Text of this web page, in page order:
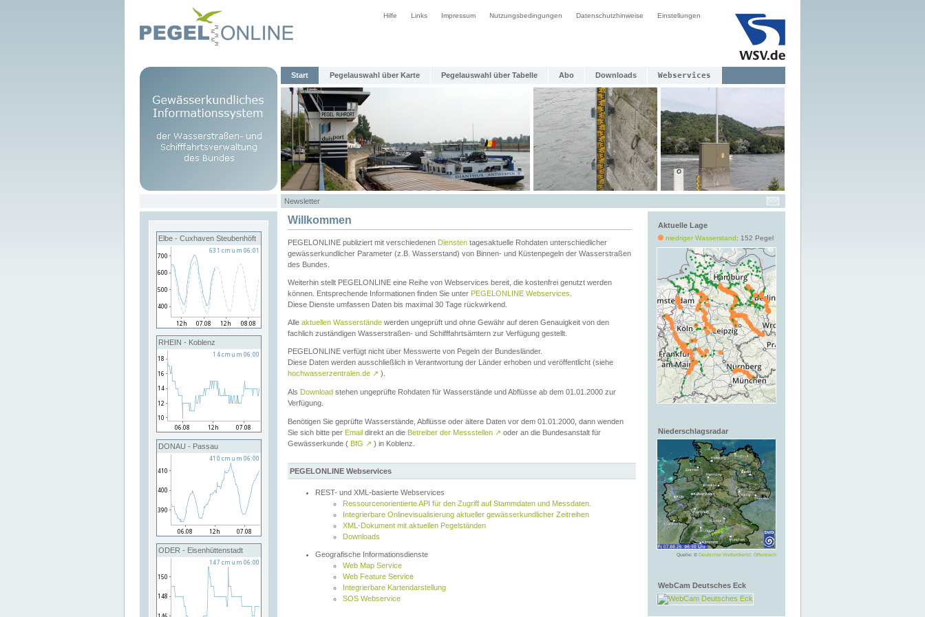
Hilfe Links Impressum Nutzungsbedingungen Datenschutzhinweise Einstellungen
Start Pegelauswahl über Karte Pegelauswahl über Tabelle Abo Downloads Webservices
Newsletter
Elbe - Cuxhaven Steubenhöft
RHEIN - Koblenz
DONAU - Passau
ODER - Eisenhüttenstadt
Aktuelle Lage
niedriger Wasserstand: 152 Pegel
Niederschlagsradar
Quelle: © Deutscher Wetterdienst, Offenbach
WebCam Deutsches Eck
Willkommen
PEGELONLINE publiziert mit verschiedenen Diensten tagesaktuelle Rohdaten unterschiedlicher
gewässerkundlicher Parameter (z.B. Wasserstand) von Binnen- und Küstenpegeln der Wasserstraßen
des Bundes.
Weiterhin stellt PEGELONLINE eine Reihe von Webservices bereit, die kostenfrei genutzt werden
können. Entsprechende Informationen finden Sie unter PEGELONLINE Webservices
Diese Dienste umfassen Daten bis maximal 30 Tage rückwirkend.
Alle aktuellen Wasserstände werden ungeprüft und ohne Gewähr auf deren Genauigkeit von den
fachlich zuständigen Wasserstraßen- und Schifffahrtsämtern zur Verfügung gestellt.
PEGELONLINE verfügt nicht über Messwerte von Pegeln der Bundesländer.
Diese Daten werden ausschließlich in Verantwortung der Länder erhoben und veröffentlicht (siehe
hochwasserzentralen.de ↗ ).
Als Download stehen ungeprüfte Rohdaten für Wasserstände und Abflüsse ab dem 01.01.2000 zur
Verfügung.
Benötigen Sie geprüfte Wasserstände, Abflüsse oder ältere Daten vor dem 01.01.2000, dann wenden
Sie sich bitte per Email direkt an die Betreiber der Messstellen ↗ oder an die Bundesanstalt für
Gewässerkunde ( BfG ↗ ) in Koblenz.
PEGELONLINE Webservices
REST- und XML-basierte Webservices
Ressourcenorientierte API für den Zugriff auf Stammdaten und Messdaten.
Integrierbare Onlinevisualisierung aktueller gewässerkundlicher Zeitreihen
XML-Dokument mit aktuellen Pegelständen
Downloads
Geografische Informationsdienste
Web Map Service
Web Feature Service
Integrierbare Kartendarstellung
SOS Webservice